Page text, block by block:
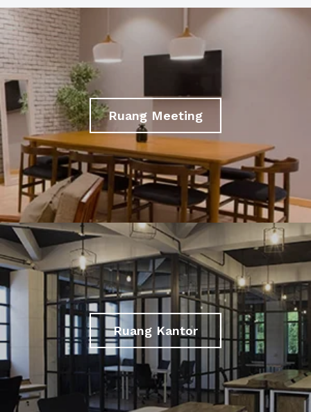
Ruang Meeting
Ruang Kantor